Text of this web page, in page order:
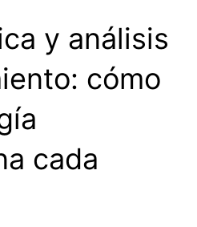
y análisis
cómo
cada